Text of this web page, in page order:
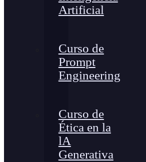
Artificial
Curso de
Prompt
Engineering
Curso de
Ética en la
lA
Generativa